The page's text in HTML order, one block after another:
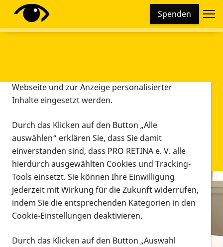
Spenden
Infomaterial
Infomaterial
Vorlesen
Diese Webseite setzt verschiedene Cookies und
Tracking-Tools ein. Dies beinhaltet Cookies und
Webseite und zur Anzeige personalisierter
Inhalte eingesetzt werden.
Durch das Klicken auf den Button „Alle
auswählen“ erklären Sie, dass Sie damit
einverstanden sind, dass PRO RETINA e. V. alle
hierdurch ausgewählten Cookies und Tracking-
Tools einsetzt. Sie können Ihre Einwilligung
jederzeit mit Wirkung für die Zukunft widerrufen,
indem Sie die entsprechenden Kategorien in den
Cookie-Einstellungen deaktivieren.
Durch das Klicken auf den Button „Auswahl